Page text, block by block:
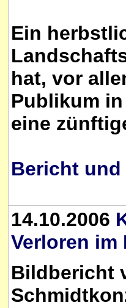
Ein
hat, vor
Publikum
eine
Bericht
14.10.2006
Verloren im
Bildbericht